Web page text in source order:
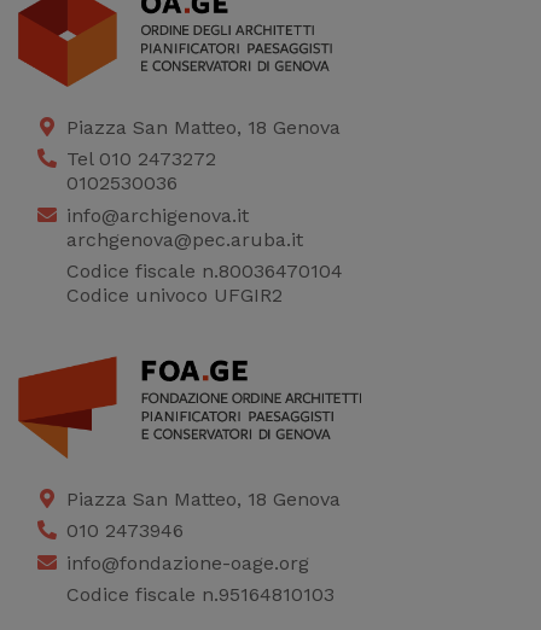
Piazza San Matteo, 18 Genova
Tel 010 2473272
0102530036
info@archigenova.it
archgenova@pec.aruba.it
Codice fiscale n.80036470104
Codice univoco UFGIR2
Piazza San Matteo, 18 Genova
010 2473946
info@fondazione-oage.org
Codice fiscale n.95164810103